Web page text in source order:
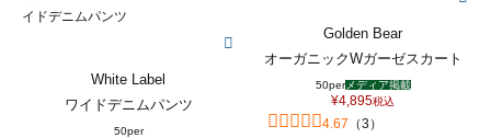
White Label
ワイドデニムパンツ
50per
Golden Bear
オーガニックWガーゼスカート
50perメディア掲載
¥4,895税込
4.67 （3 ）